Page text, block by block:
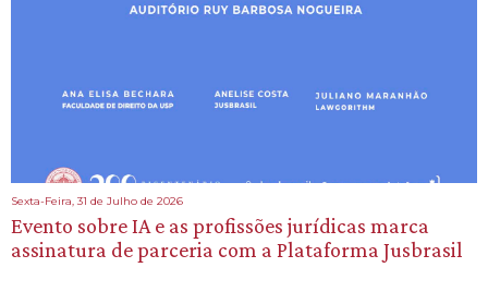
Sexta-Feira, 31 de Julho de 2026
Evento sobre IA e as profissões jurídicas marca
assinatura de parceria com a Plataforma Jusbrasil